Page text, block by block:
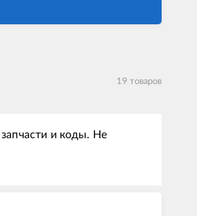
19 товаров
и коды. Не